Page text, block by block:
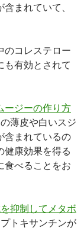
まれていて、
のコレステロー
も有効とされて
ージーの作り方
薄皮や白いスジ
含まれているの
健康効果を得る
食べることをお
抑制してメタボ
トキサンチンが